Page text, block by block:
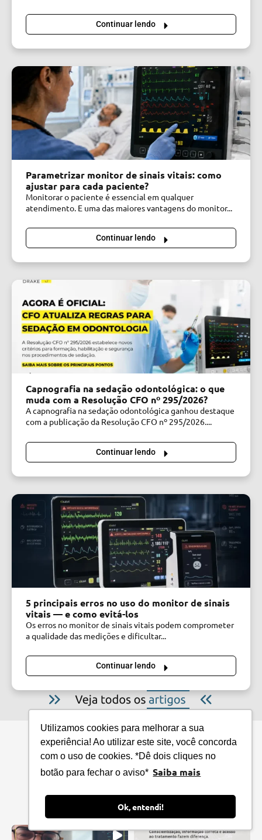
Utilizamos cookies para melhorar a sua
experiência! Ao utilizar este site, você concorda
com o uso de cookies. *Dê dois cliques no
botão para fechar o aviso* Saiba mais
Ok, entendi!
Continuar lendo
Parametrizar monitor de sinais vitais: como
ajustar para cada paciente?
Monitorar o paciente é essencial em qualquer
atendimento. E uma das maiores vantagens do monitor...
Continuar lendo
Capnografia na sedação odontológica: o que
muda com a Resolução CFO nº 295/2026?
A capnografia na sedação odontológica ganhou destaque
com a publicação da Resolução CFO nº 295/2026....
Continuar lendo
5 principais erros no uso do monitor de sinais
vitais — e como evitá-los
Os erros no monitor de sinais vitais podem comprometer
a qualidade das medições e dificultar...
Continuar lendo
cmos.drake